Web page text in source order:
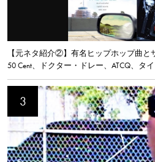
【元ネタ紹介②】有名ヒップホップ曲と
50 Cent、ドクター・ドレー、ATCQ、タ